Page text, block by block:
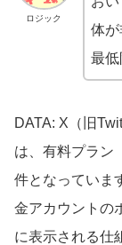
ロジック
体
最低
DATA: X（旧
は、有料プラン
件となっていま
金アカウントの
に表示される仕